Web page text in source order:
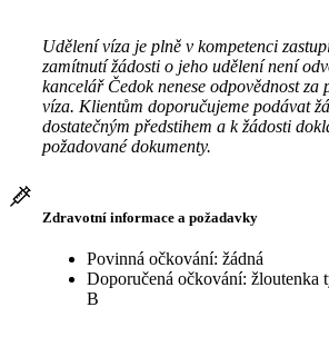
Udělení víza je plně v kompetenci
zamítnutí žádosti o jeho udělení není
kancelář Čedok nenese odpovědnost za
víza. Klientům doporučujeme podávat
dostatečným předstihem a k žádosti
požadované dokumenty.
Zdravotní informace a požadavky
Povinná očkování: žádná
Doporučená očkování: žloutenka
B